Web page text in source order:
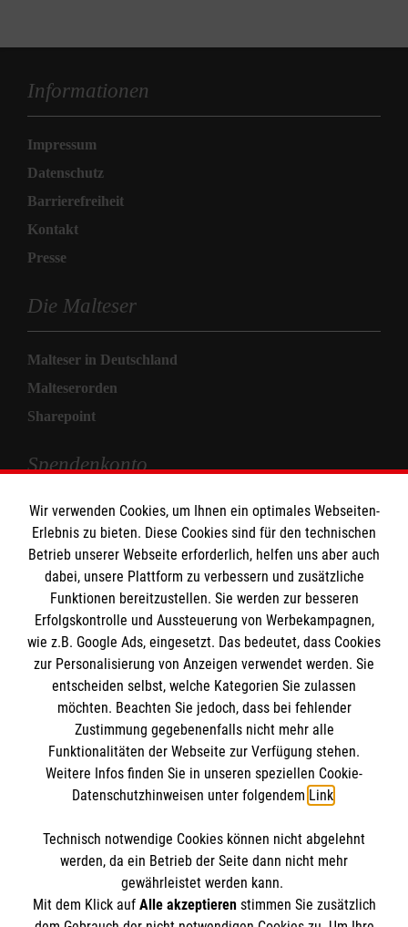
Informationen
Impressum
Datenschutz
Barrierefreiheit
Kontakt
Presse
Die Malteser
Malteser in Deutschland
Malteserorden
Sharepoint
Spendenkonto
Empfänger: Malteser Hilfsdienst e.V.
Pax-Bank für Kirche und Caritas eG
IBAN: DE71 3706 0120 1201 2280 14
BIC: GENODED1PA7
So finden Sie uns
Malteser in der Diözese ErfurtMalteser in Erfurt
August Schleicher Str. 2
99089 Erfurt
E-Mailmalteser.erfurt@malteser.org
Wir verwenden Cookies, um Ihnen ein optimales Webseiten-
Erlebnis zu bieten. Diese Cookies sind für den technischen
Betrieb unserer Webseite erforderlich, helfen uns aber auch
dabei, unsere Plattform zu verbessern und zusätzliche
Funktionen bereitzustellen. Sie werden zur besseren
Erfolgskontrolle und Aussteuerung von Werbekampagnen,
wie z.B. Google Ads, eingesetzt. Das bedeutet, dass Cookies
zur Personalisierung von Anzeigen verwendet werden. Sie
entscheiden selbst, welche Kategorien Sie zulassen
möchten. Beachten Sie jedoch, dass bei fehlender
Zustimmung gegebenenfalls nicht mehr alle
Funktionalitäten der Webseite zur Verfügung stehen.
Weitere Infos finden Sie in unseren speziellen Cookie-
Datenschutzhinweisen unter folgendem Link.
Technisch notwendige Cookies können nicht abgelehnt
werden, da ein Betrieb der Seite dann nicht mehr
gewährleistet werden kann.
Mit dem Klick auf Alle akzeptierenstimmen Sie zusätzlich